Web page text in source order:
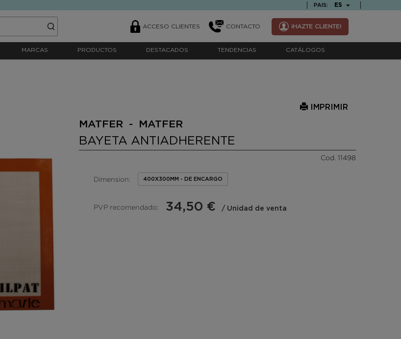
PAIS: TEXT.LANGUAGE
ES
ACCESO CLIENTES CONTACTO ¡HAZTE CLIENTE!
MARCAS PRODUCTOS DESTACADOS TENDENCIAS CATÁLOGOS
IMPRIMIR
MATFER - MATFER
BAYETA ANTIADHERENTE
Cod. 11498
Dimension: 400X300MM - DE ENCARGO
PVP recomendado: 34,50 € / Unidad de venta